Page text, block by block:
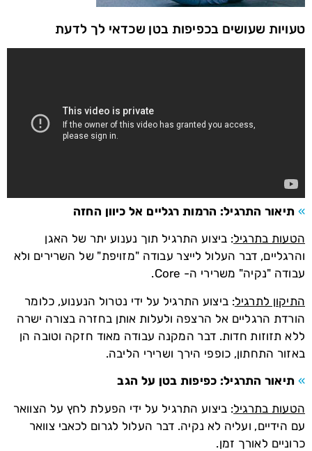
טעויות שעושים בכפיפות בטן שכדאי לך לדעת
» תיאור התרגיל: הרמות רגליים אל כיוון החזה
הטעות בתרגיל: ביצוע התרגיל תוך נענוע יתר של האגן
והרגליים, דבר העלול לייצר עבודה "מזויפת" של השרירים ולא
עבודה "נקיה" משרירי ה- Core.
התיקון לתרגיל: ביצוע התרגיל על ידי נטרול הנענוע, כלומר
הורדת הרגליים אל הרצפה ולעלות אותן בחזרה בצורה ישרה
ללא תזוזות חדות. דבר המקנה עבודה מאוד חזקה וטובה הן
באזור התחתון, כופפי הירך ושרירי הליבה.
» תיאור התרגיל: כפיפות בטן על הגב
הטעות בתרגיל: ביצוע התרגיל על ידי הפעלת לחץ על הצוואר
עם הידיים, ועליה לא נקיה. דבר העלול לגרום לכאבי צוואר
כרוניים לאורך זמן.